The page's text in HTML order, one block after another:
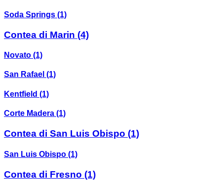
Soda Springs (1)
Contea di Marin (4)
Novato (1)
San Rafael (1)
Kentfield (1)
Corte Madera (1)
Contea di San Luis Obispo (1)
San Luis Obispo (1)
Contea di Fresno (1)